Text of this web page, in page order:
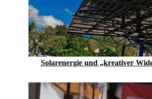
Solarenergie und „kreativer